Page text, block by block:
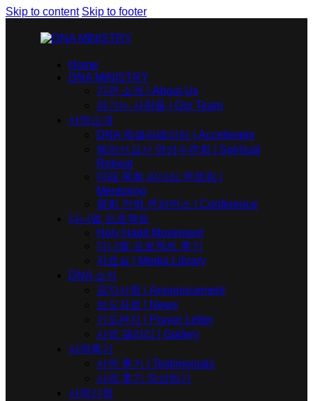
Skip to content Skip to footer
Home
DNA MINISTRY
기관 소개 | About Us
섬기는 사람들 | Our Team
사역소개
DNA 엑셀러레이터​ | Accelerator
해외선교사 영성수련회 | Spiritual
Retreat
미래 목회 리더십 멘토링 |
Mentoring
목회 전략 콘퍼런스 | Conference
다니엘 프로젝트
Holy Habit Movement
다니엘 프로젝트 후기
자료실 | Media Library
DNA 소식
공지사항 | Announcement
보도자료 | News
기도편지 | Prayer Letter
사역 갤러리 | Gallery
사역후기
사역 후기 | Testimonials
사역 후기 작성하기
사역신청